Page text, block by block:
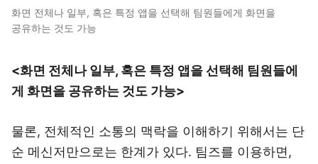
화면 전체나 일부, 혹은 특정 앱을 선택해 팀원들에게 화면을
공유하는 것도 가능
<화면 전체나 일부, 혹은 특정 앱을 선택해 팀원들에
게 화면을 공유하는 것도 가능>
물론, 전체적인 소통의 맥락을 이해하기 위해서는 단
순 메신저만으로는 한계가 있다. 팀즈를 이용하면,